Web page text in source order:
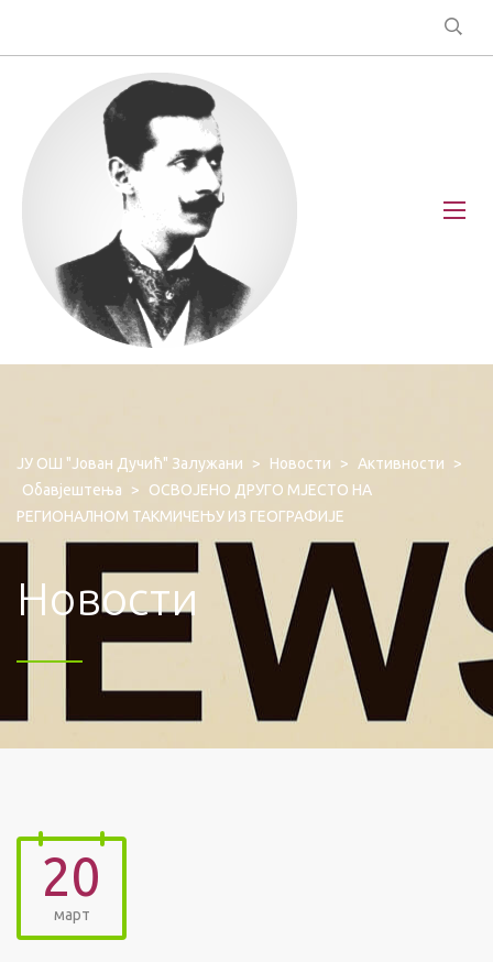
ЈУ ОШ "Јован Дучић" Залужани > Новости > Активности
>
Обавјештења
>
ОСВОЈЕНО ДРУГО МЈЕСТО НА
РЕГИОНАЛНОМ ТАКМИЧЕЊУ ИЗ ГЕОГРАФИЈЕ
Новости
20
март